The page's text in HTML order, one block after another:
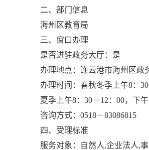
二、部门信息
海州区教育局
三、窗口办理
是否进驻政务大厅：是
办理地点：连云港市海州区政
办理时间：春秋冬季上午8：
夏季上午8：30－12：00，下
咨询方式：0518－83086815
四、受理标准
服务对象：自然人,企业法人,